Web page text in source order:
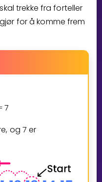
trekke fra forteller
for å komme frem
7
og7 er